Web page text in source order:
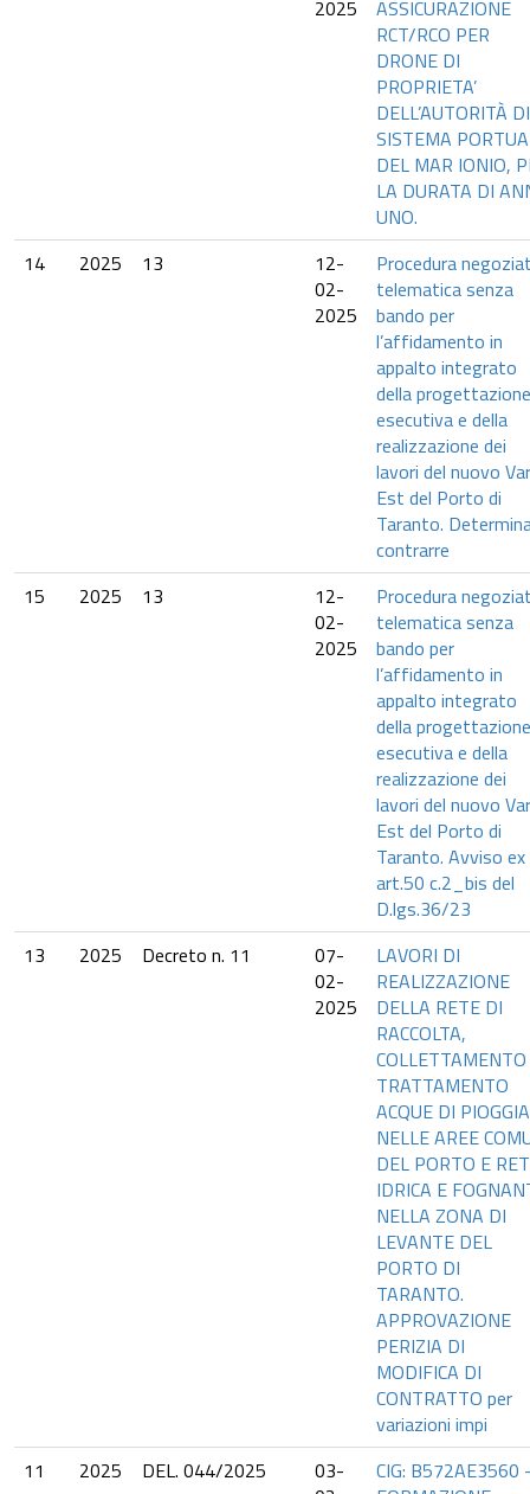
2025
ASSICURAZIONE
RCT/RCO PER
DRONE DI
PROPRIETA’
DELL’AUTORITÀ DI
SISTEMA
DEL MAR IONIO,
LA DURATA DI
UNO.
14
2025 13
12-
02-
2025
Procedura
telematica senza
bando per
l’affidamento in
appalto integrato
della progettazione
esecutiva e della
realizzazione dei
lavori del nuovo
Est del Porto di
Taranto.
contrarre
15
2025 13
12-
02-
2025
Procedura
telematica senza
bando per
l’affidamento in
appalto integrato
della progettazione
esecutiva e della
realizzazione dei
lavori del nuovo
Est del Porto di
Taranto. Avviso ex
art.50 c.2_bis del
D.lgs.36/23
13
2025 Decreto n. 11
07-
02-
2025
LAVORI DI
REALIZZAZIONE
DELLA RETE DI
RACCOLTA,
TRATTAMENTO
ACQUE DI PIOGGIA
NELLE AREE
DEL PORTO E
IDRICA E
NELLA ZONA DI
LEVANTE DEL
PORTO DI
TARANTO.
APPROVAZIONE
PERIZIA DI
MODIFICA DI
CONTRATTO per
variazioni impi
11
2025 DEL. 044/2025
03-
CIG: B572AE3560